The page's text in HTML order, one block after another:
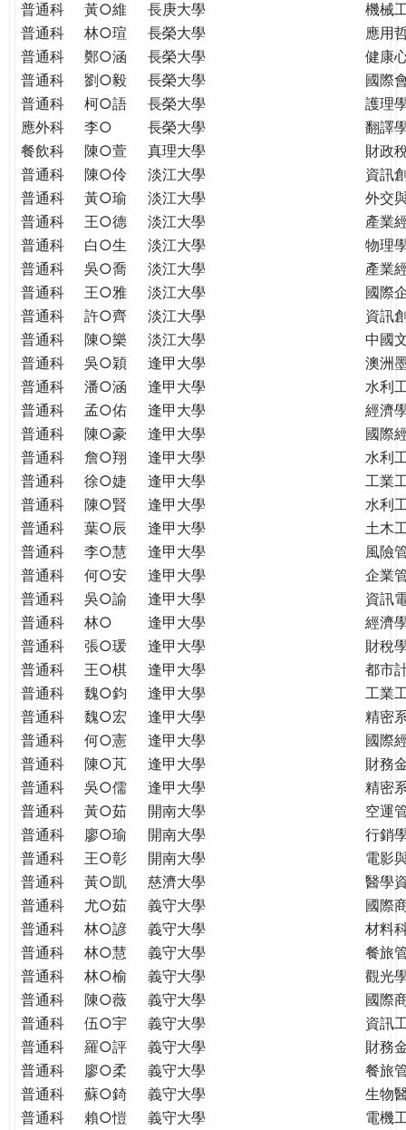
普通科 黃○維 長庚大學
機械
普通科
林○瑄 長榮大學
應用
普通科
鄭○涵 長榮大學
健康
普通科
劉○毅 長榮大學
國際
普通科
柯○語 長榮大學
護理
應外科
李○ 長榮大學
翻譯
餐飲科
陳○萱 真理大學
財政
普通科
陳○伶 淡江大學
資訊
普通科
黃○瑜 淡江大學
外交
普通科
王○德 淡江大學
產業
普通科
白○生 淡江大學
物理
普通科
吳○喬 淡江大學
產業
普通科
王○雅 淡江大學
國際
普通科
許○齊 淡江大學
資訊
普通科
陳○樂 淡江大學
中國
普通科
吳○穎 逢甲大學
澳洲
普通科
潘○涵 逢甲大學
水利
普通科
孟○佑 逢甲大學
經濟
普通科
陳○豪 逢甲大學
國際
普通科
詹○翔 逢甲大學
水利
普通科
徐○婕 逢甲大學
工業
普通科
陳○賢 逢甲大學
水利
普通科
葉○辰 逢甲大學
土木
普通科
李○慧 逢甲大學
風險
普通科
何○安 逢甲大學
企業
普通科
吳○諭 逢甲大學
資訊
普通科
林○ 逢甲大學
經濟
普通科
張○瑗 逢甲大學
財稅
普通科
王○棋 逢甲大學
都市
普通科
魏○鈞 逢甲大學
工業
普通科
魏○宏 逢甲大學
精密
普通科
何○憲 逢甲大學
國際
普通科
陳○芃 逢甲大學
財務
普通科
吳○儒 逢甲大學
精密
普通科
黃○茹 開南大學
空運
普通科
廖○瑜 開南大學
行銷
普通科
王○彰 開南大學
電影
普通科
黃○凱 慈濟大學
醫學
普通科
尤○茹 義守大學
國際
普通科
林○諺 義守大學
材料
普通科
林○慧 義守大學
餐旅
普通科
林○榆 義守大學
觀光
普通科
陳○薇 義守大學
國際
普通科
伍○宇 義守大學
資訊
普通科
羅○評 義守大學
財務
普通科
廖○柔 義守大學
餐旅
普通科
蘇○錡 義守大學
生物
普通科
賴○愷 義守大學
電機